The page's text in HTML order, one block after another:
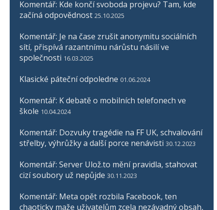
Komentář: Kde končí svoboda projevu? Tam, kde
začíná odpovědnost 25.10.2025
Komentář: Je na čase zrušit anonymitu sociálních
sítí, přispívá razantnímu nárůstu násilí ve
společnosti 16.03.2025
Klasické páteční odpoledne 01.06.2024
Komentář: K debatě o mobilních telefonech ve
škole 10.04.2024
Komentář: Dozvuky tragédie na FF UK, schvalování
střelby, výhrůžky a další porce nenávisti 30.12.2023
Komentář: Server Ulož.to mění pravidla, stahovat
cizí soubory už nepůjde 30.11.2023
Komentář: Meta opět rozbila Facebook, ten
chaoticky maže uživatelům zcela nezávadný obsah,